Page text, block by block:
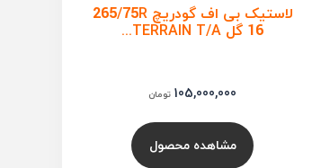
لاستیک بی اف گودریچ 265/75R
16 گل TERRAIN T/A...
105,000,000 تومان
مشاهده محصول